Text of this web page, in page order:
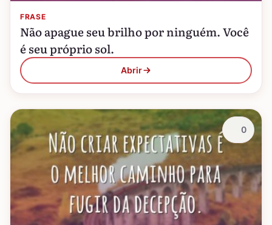
FRASE
Não apague seu brilho por ninguém. Você
é seu próprio sol.
Abrir
0